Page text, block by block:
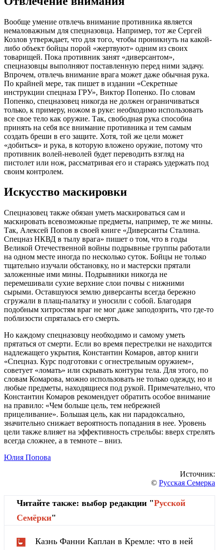
Вообще умение отвлечь внимание противника является
немаловажным для спецназовца. Например, тот же Сергей
Козлов утверждает, что для того, чтобы проникнуть на какой-
либо объект бойцы порой «жертвуют» одним из своих
товарищей. Пока противник занят «диверсантом»,
спецназовцы выполняют поставленную перед ними задачу.
Впрочем, отвлечь внимание врага может даже обычная рука.
По крайней мере, так пишет в издании «Секретные
инструкции спецназа ГРУ», Виктор Попенко. По словам
Попенко, спецназовец никогда не должен ограничиваться
только, к примеру, ножом в руке: необходимо использовать
все свое тело как оружие. Так, свободная рука способна
принять на себя все внимание противника и тем самым
создать бреши в его защите. Хотя, той же цели может
«добиться» и рука, в которую вложено оружие, потому что
противник волей-неволей будет переводить взгляд на
пистолет или нож, рассматривая его и стараясь удержать под
своим контролем.
Искусство маскировки
Спецназовец также обязан уметь маскироваться сам и
маскировать всевозможные предметы, например, те же мины.
Так, Алексей Попов в своей книге «Диверсанты Сталина.
Спецназ НКВД в тылу врага» пишет о том, что в годы
Великой Отечественной войны подрывные группы работали
на одном месте иногда по несколько суток. Бойцы не только
тщательно изучали обстановку, но и мастерски прятали
заложенные ими мины. Подрывники никогда не
перемешивали сухие верхние слои почвы с нижними
сырыми. Оставшуюся землю диверсанты всегда бережно
сгружали в плащ-палатку и уносили с собой. Благодаря
подобным хитростям враг не мог даже заподозрить, что где-то
поблизости спряталась его смерть.
Но каждому спецназовцу необходимо и самому уметь
прятаться от смерти. Если во время перестрелки не находится
надлежащего укрытия, Константин Комаров, автор книги
«Спецназ. Курс подготовки с огнестрельным оружием»,
советует «ломать» или скрывать контуры тела. Для этого, по
словам Комарова, можно использовать не только одежду, но и
любые предметы, находящиеся под рукой. Примечательно, что
Константин Комаров рекомендует обратить особое внимание
на правило: «Чем больше цель, тем небрежней
прицеливание». Большая цель, как ни парадоксально,
значительно снижает вероятность попадания в нее. Уровень
цели также влияет на эффективность стрельбы: вверх стрелять
всегда сложнее, а в темноте – вниз.
Юлия Попова
Источник:
© Русская Семерка
Читайте также: выбор редакции "Русской
Cемёрки"
Казнь Фанни Каплан в Кремле: что в ней